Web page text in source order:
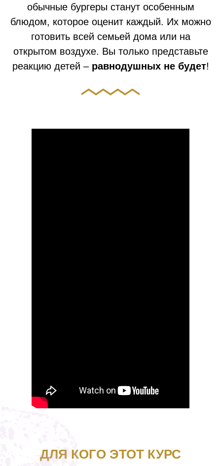
обычные бургеры станут особенным
блюдом, которое оценит каждый. Их можно
готовить всей семьей дома или на
открытом воздухе. Вы только представьте
реакцию детей – равнодушных не будет!
ДЛЯ КОГО ЭТОТ КУРС